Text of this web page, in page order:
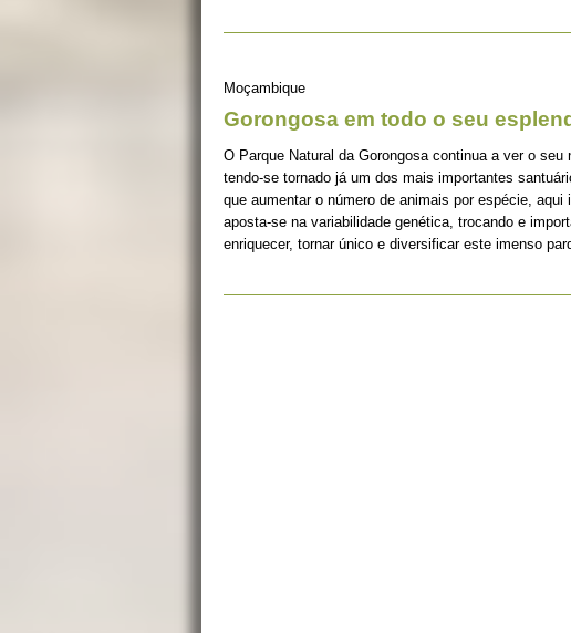
Moçambique
Gorongosa em todo o seu
O Parque Natural da Gorongosa continua a ver o
tendo-se tornado já um dos mais importantes
que aumentar o número de animais por espécie,
aposta-se na variabilidade genética, trocando e
enriquecer, tornar único e diversificar este imenso